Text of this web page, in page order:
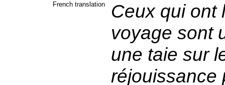
French translation
Ceux qui ont
voyage sont
une taie sur
réjouissance